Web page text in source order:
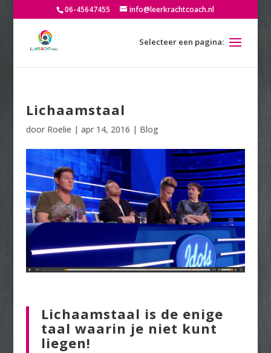
06-45647455 info@leerkrachtcoach.nl
Lichaamstaal
door Roelie | apr 14, 2016 | Blog
Lichaamstaal is de enige
taal waarin je niet kunt
liegen!